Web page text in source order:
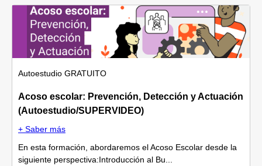
Autoestudio GRATUITO
Acoso escolar: Prevención, Detección y Actuación
(Autoestudio/SUPERVIDEO)
+ Saber más
En esta formación, abordaremos el Acoso Escolar desde la
siguiente perspectiva:Introducción al Bu...